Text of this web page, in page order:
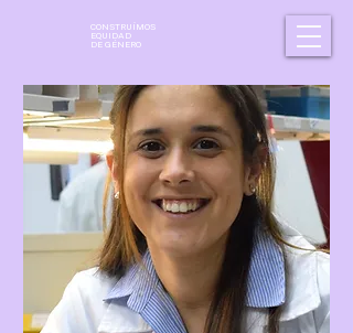
CONSTRUÍMOS
EQUIDAD
DE GÉNERO